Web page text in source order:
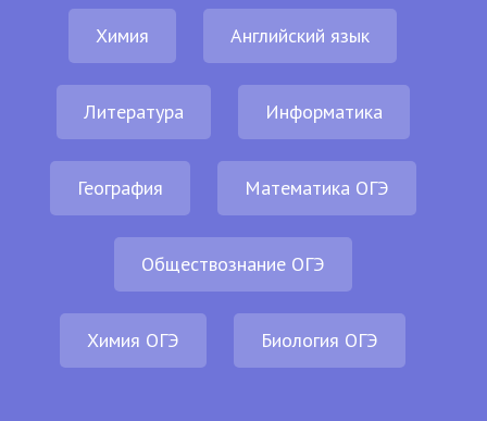
Химия Английский язык
Литература Информатика
География Математика ОГЭ
Обществознание ОГЭ
Химия ОГЭ Биология ОГЭ